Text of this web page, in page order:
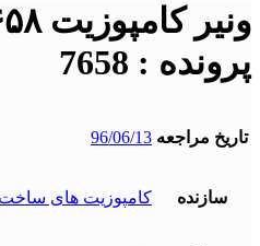
پرونده : 7658
تاریخ مراجعه 96/06/13
سازنده کامپوزیت های ساخت